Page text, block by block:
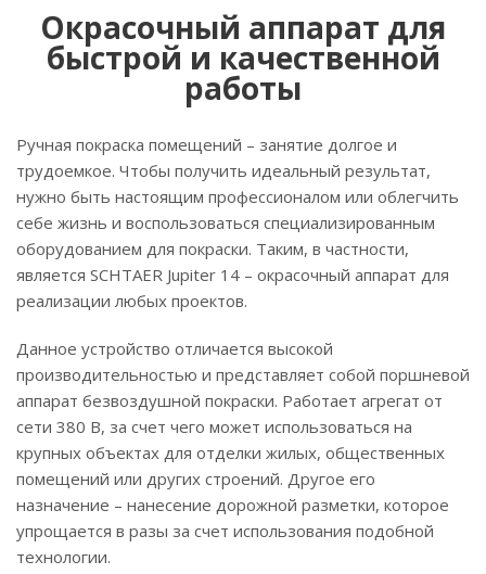
Окрасочный аппарат для
быстрой и качественной
работы
Ручная покраска помещений – занятие долгое и
трудоемкое. Чтобы получить идеальный результат,
нужно быть настоящим профессионалом или облегчить
себе жизнь и воспользоваться специализированным
оборудованием для покраски. Таким, в частности,
является SCHTAER Jupiter 14 – окрасочный аппарат для
реализации любых проектов.
Данное устройство отличается высокой
производительностью и представляет собой поршневой
аппарат безвоздушной покраски. Работает агрегат от
сети 380 В, за счет чего может использоваться на
крупных объектах для отделки жилых, общественных
помещений или других строений. Другое его
назначение – нанесение дорожной разметки, которое
упрощается в разы за счет использования подобной
технологии.